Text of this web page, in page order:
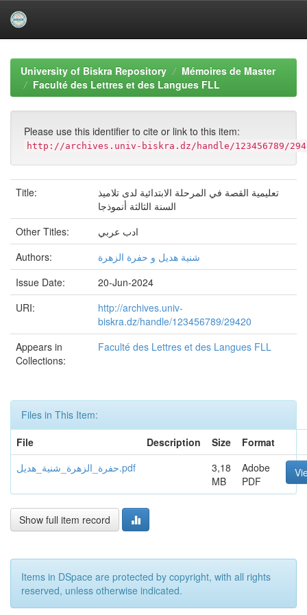
navigationUniversity of Biskra Repository
Mémoires de Master
Faculté des Lettres et des Langues FLL
Please use this identifier to cite or link to this item:
http://archives.univ-biskra.dz/handle/123456789/
Title:
تعليمية القصة في المرحلة الابتدائية لدى تلاميذ
السنة الثالثة أنموذجا
Other Titles:
ادب عربي
Authors:
شنية هديل و حفرة الزهرة
Issue Date:
20-Jun-2024
URI:
http://archives.univ-
biskra.dz/handle/123456789/29420
Appears in
Collections:
Faculté des Lettres et des Langues FLL
Files in This Item:
File
Description Size
Format
حفرة_الزهرة_شنية_هديل.pdf
3,18
MB
Adobe
PDF
Show full item record
Items in DSpace are protected by copyright, with all rights
reserved, unless otherwise indicated.